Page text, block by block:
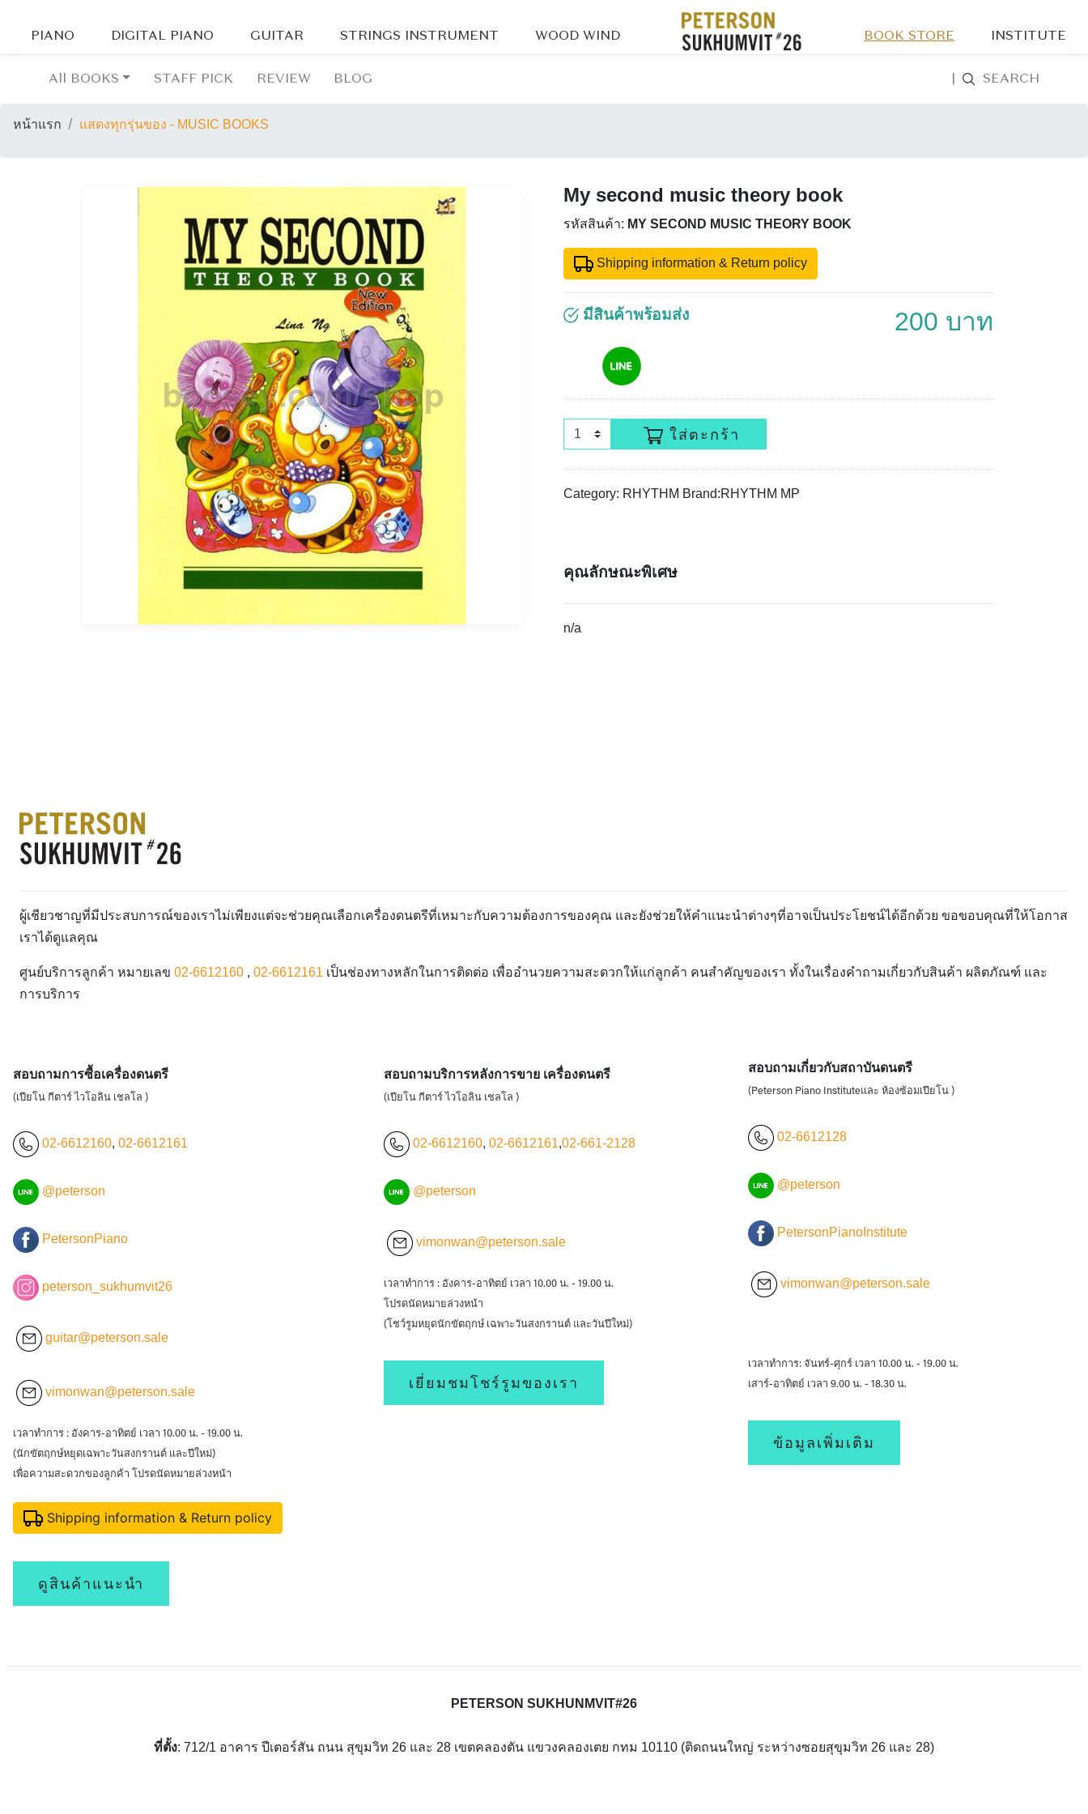
PIANO DIGITAL PIANO GUITAR STRINGS INSTRUMENT WOOD WIND BOOK STORE INSTITUTE
All BOOKS STAFF PICK REVIEW BLOG SEARCH
หน้าแรก แสดงทุกรุ่นของ - MUSIC BOOKS
My second music theory book
รหัสสินค้า: MY SECOND MUSIC THEORY BOOK
Shipping information & Return policy
มีสินค้าพร้อมส่ง 200 บาท
ใส่ตะกร้า
Category: RHYTHM Brand:RHYTHM MP
คุณลักษณะพิเศษ
n/a
ผู้เชียวชาญที่มีประสบการณ์ของเราไม่เพียงแต่จะช่วยคุณเลือกเครื่องดนตรีที่เหมาะกับความต้องการของคุณ และยังช่วยให้คำแนะนำต่างๆที่อาจเป็นประโยชน์ได้อีกด้วย ขอขอบคุณที่ให้โอกาส
เราได้ดูแลคุณ
ศูนย์บริการลูกค้า หมายเลข 02-6612160 , 02-6612161 เป็นช่องทางหลักในการติดต่อ เพื่ออำนวยความสะดวกให้แก่ลูกค้า คนสำคัญของเรา ทั้งในเรื่องคำถามเกี่ยวกับสินค้า ผลิตภัณฑ์ และ
การบริการ
สอบถามการซื้อเครื่องดนตรี
(เปียโน กีตาร์ ไวโอลิน เชลโล )
02-6612160, 02-6612161
@peterson
PetersonPiano
peterson_sukhumvit26
guitar@peterson.sale
vimonwan@peterson.sale
เวลาทำการ : อังคาร-อาทิตย์ เวลา 10.00 น. - 19.00 น.
(นักขัตฤกษ์หยุดเฉพาะวันสงกรานต์ และปีใหม่)
เพื่อความสะดวกของลูกค้า โปรดนัดหมายล่วงหน้า
Shipping information & Return policy
ดูสินค้าแนะนำ
สอบถามบริการหลังการขาย เครื่องดนตรี
(เปียโน กีตาร์ ไวโอลิน เชลโล )
02-6612160, 02-6612161,02-661-2128
@peterson
vimonwan@peterson.sale
เวลาทำการ : อังคาร-อาทิตย์ เวลา 10.00 น. - 19.00 น.
โปรดนัดหมายล่วงหน้า
(โชว์รูมหยุดนักขัตฤกษ์ เฉพาะวันสงกรานต์ และวันปีใหม่)
เยี่ยมชมโชร์รูมของเรา
สอบถามเกี่ยวกับสถาบันดนตรี
(Peterson Piano Instituteและ ห้องซ้อมเปียโน )
02-6612128
@peterson
PetersonPianoInstitute
vimonwan@peterson.sale
เวลาทำการ: จันทร์-ศุกร์ เวลา 10.00 น. - 19.00 น.
เสาร์-อาทิตย์ เวลา 9.00 น. - 18.30 น.
ข้อมูลเพิ่มเติม
PETERSON SUKHUNMVIT#26
ที่ตั้ง: 712/1 อาคาร ปีเตอร์สัน ถนน สุขุมวิท 26 และ 28 เขตคลองตัน แขวงคลองเตย กทม 10110 (ติดถนนใหญ่ ระหว่างซอยสุขุมวิท 26 และ 28)